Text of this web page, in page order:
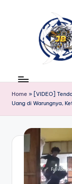
r
n
a
news
Home » [VIDEO]
Uang di Warungnya,